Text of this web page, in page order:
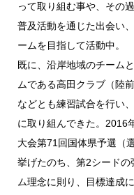
って取り組む事や、その
普及活動を通じた出会い
ームを目指して活動中。
既に、沿岸地域のチーム
ムである高田クラブ（陸
などとも練習試合を行い
に取り組んできた。2016
大会第71回国体県予選（
挙げたのち、第2シード
ム理念に則り、目標達成